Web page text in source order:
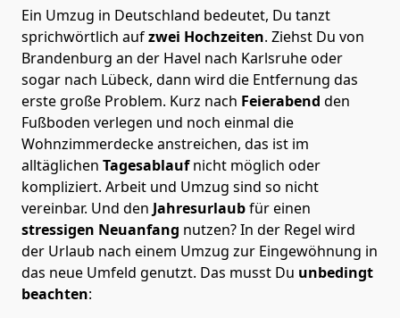
Ein Umzug in Deutschland bedeutet, Du tanzt
sprichwörtlich aufzwei Hochzeiten. Ziehst Du von
Brandenburg an der Havel nach Karlsruhe oder
sogar nach Lübeck, dann wird die Entfernung das
erste große Problem. Kurz nach Feierabend den
Fußboden verlegen und noch einmal die
Wohnzimmerdecke anstreichen, das ist im
alltäglichen Tagesablaufnicht möglich oder
kompliziert. Arbeit und Umzug sind so nicht
vereinbar. Und den Jahresurlaubfür einen
stressigen Neuanfang nutzen? In der Regel wird
der Urlaub nach einem Umzug zur Eingewöhnung in
das neue Umfeld genutzt. Das musst Du unbedingt
beachten: